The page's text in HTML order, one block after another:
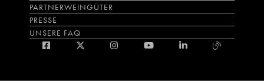
PARTNERWEINGÜTER
PRESSE
UNSERE FAQ